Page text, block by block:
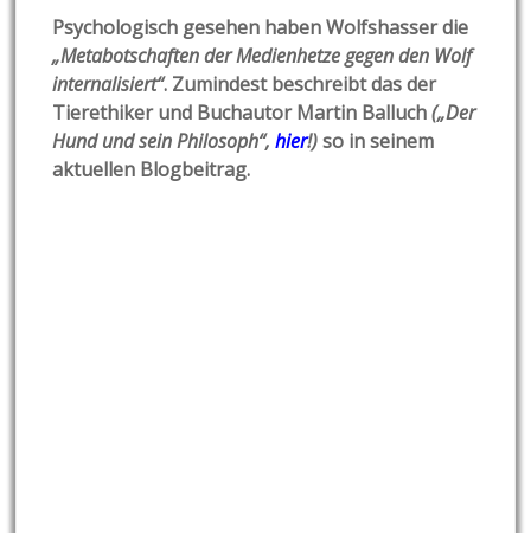
Psychologisch gesehen haben Wolfshasser die
„Metabotschaften der Medienhetze gegen den Wolf
internalisiert“. Zumindest beschreibt das der
Tierethiker und Buchautor Martin Balluch(„Der
Hund und sein Philosoph“,hier!)so in seinem
aktuellen Blogbeitrag.